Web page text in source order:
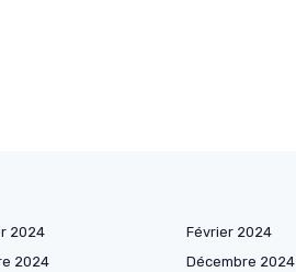
2024
Février 2024
2024
Décembre 2024